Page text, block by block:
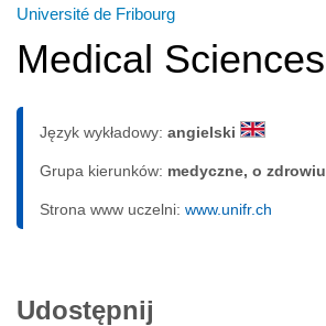
Université de Fribourg
Medical Sciences
Język wykładowy: angielski
Grupa kierunków: medyczne, o zdrowiu
Strona www uczelni: www.unifr.ch
Udostępnij